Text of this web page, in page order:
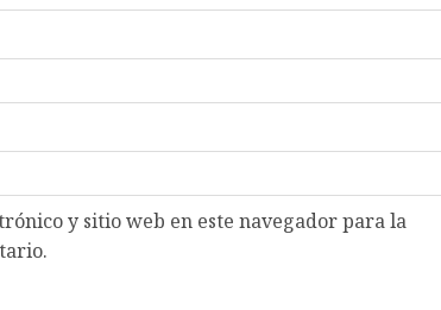
y sitio web en este navegador para la